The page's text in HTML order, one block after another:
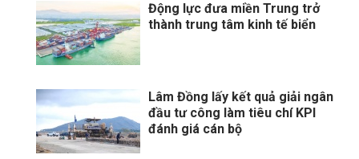
Động lực đưa miền Trung trở
thành trung tâm kinh tế biển
Lâm Đồng lấy kết quả giải ngân
đầu tư công làm tiêu chí KPI
đánh giá cán bộ